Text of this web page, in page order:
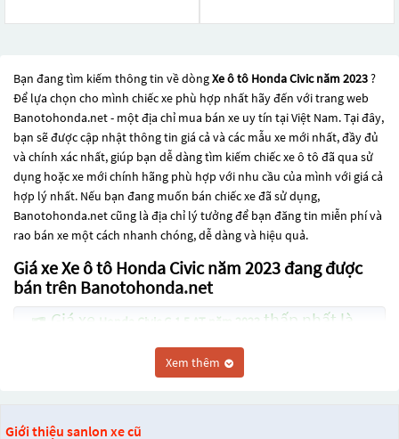
Bạn đang tìm kiếm thông tin về dòngXe ô tô Honda Civic năm 2023?
Để lựa chọn cho mình chiếc xe phù hợp nhất hãy đến với trang web
Banotohonda.net - một địa chỉ mua bán xe uy tín tại Việt Nam. Tại đây,
bạn sẽ được cập nhật thông tin giá cả và các mẫu xe mới nhất, đầy đủ
và chính xác nhất, giúp bạn dễ dàng tìm kiếm chiếc xe ô tô đã qua sử
dụng hoặc xe mới chính hãng phù hợp với nhu cầu của mình với giá cả
hợp lý nhất. Nếu bạn đang muốn bán chiếc xe đã sử dụng,
Banotohonda.net cũng là địa chỉ lý tưởng để bạn đăng tin miễn phí và
rao bán xe một cách nhanh chóng, dễ dàng và hiệu quả.
Giá xe Xe ô tô Honda Civic năm 2023 đang được
bán trên Banotohonda.net
Giá xe Honda Civic G 1.5 AT năm 2023 thấp nhất là
Honda Civic Typer R 2.0 MT năm 2023
Giá xeHonda Civic RS 1.5 AT năm 2023
Xem thêm
Giới thiệu sanlon xe cũ